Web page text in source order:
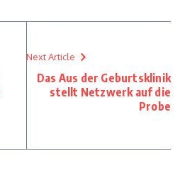
Next Article
Das Aus der Geburtsklinik
stellt Netzwerk auf die
Probe